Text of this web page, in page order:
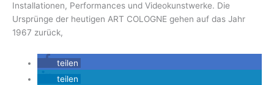
Installationen, Performances und Videokunstwerke. Die
Ursprünge der heutigen ART COLOGNE gehen auf das Jahr
1967 zurück,
teilen
teilen